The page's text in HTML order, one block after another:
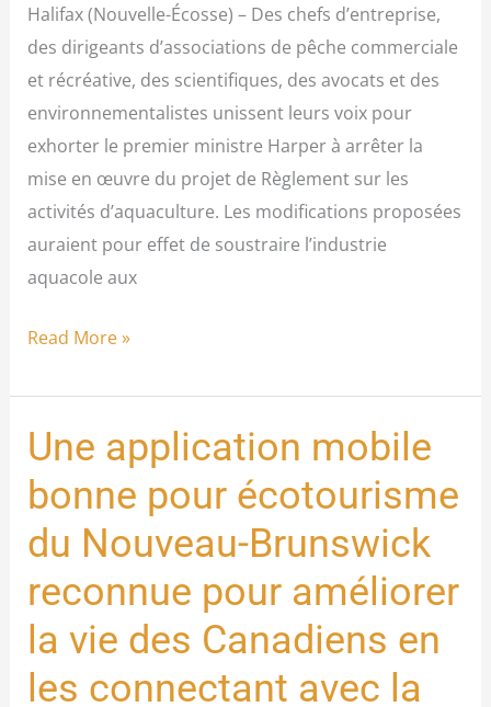
Halifax (Nouvelle-Écosse) – Des chefs d’entreprise,
des dirigeants d’associations de pêche commerciale
et récréative, des scientifiques, des avocats et des
environnementalistes unissent leurs voix pour
exhorter le premier ministre Harper à arrêter la
mise en œuvre du projet de Règlement sur les
activités d’aquaculture. Les modifications proposées
auraient pour effet de soustraire l’industrie
aquacole aux
sur
les
activités
d’aquaculture,
qui
nuirait
à
l’environnement
Read More »
Une application mobile
bonne pour écotourisme
du Nouveau-Brunswick
reconnue pour améliorer
la vie des Canadiens en
les connectant avec la
Une
mobile
bonne
écotourisme
du
Nouveau-
Brunswick